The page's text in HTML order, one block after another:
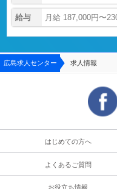
給与 月給 187,000円〜
広島求人センター 求人情報
はじめての方へ
よくあるご質問
お役立ち情報